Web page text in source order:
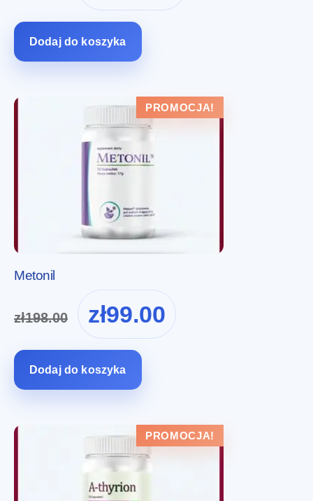
wynosiła:
Dodaj do koszyka
PROMOCJA!
Metonil
zł198.00
Pierwotna
cena
wynosiła:
zł99.00
cena
Dodaj do koszyka
PROMOCJA!